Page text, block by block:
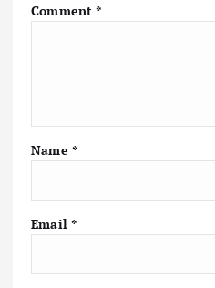
Comment*
Name *
Email *